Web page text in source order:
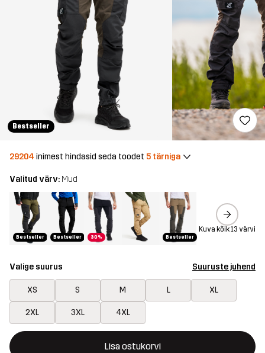
Bestseller
29204 inimest hindasid seda toodet 5 tärniga
Valitud värv: Mud
Bestseller Bestseller 30% Bestseller
Kuva kõik 13 värvi
Valige suurus Suuruste juhend
XS S M L XL
2XL 3XL 4XL
Lisa ostukorvi
See nupp avab modaali, mis kinnitab ostukorvis uue kauba
{{size}} pole saadaval